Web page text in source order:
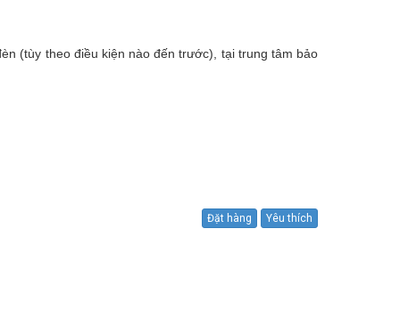
(tùy theo điều kiện nào đến trước), tại trung tâm bảo
Đặt hàng Yêu thích